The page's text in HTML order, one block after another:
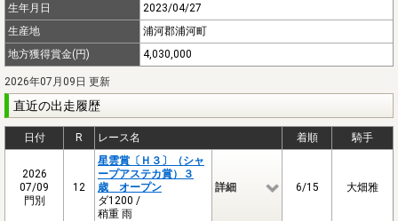
生年月日
2023/04/27
生産地
浦河郡浦河町
地方獲得賞金(円)
4,030,000
2026年07月09日 更新
直近の出走履歴
日付 R レース名 着順 騎手
2026
07/09
門別
12
星雲賞〔Ｈ３〕（シャ
ープアステカ賞）３
歳 オープン
ダ1200 /
稍重 雨
詳細 6/15 大畑雅